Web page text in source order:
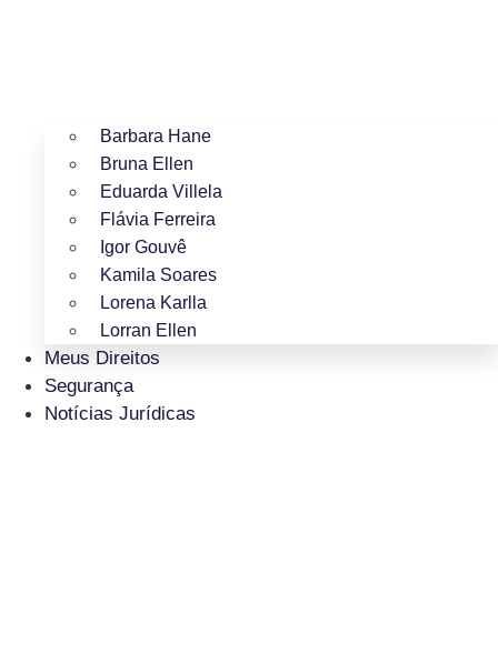
Barbara Hane
Bruna Ellen
Eduarda Villela
Flávia Ferreira
Igor Gouvê
Kamila Soares
Lorena Karlla
Lorran Ellen
Meus Direitos
Segurança
Notícias Jurídicas